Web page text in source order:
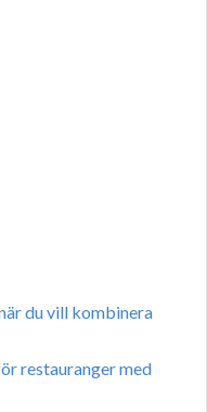
du vill kombinera
restauranger med